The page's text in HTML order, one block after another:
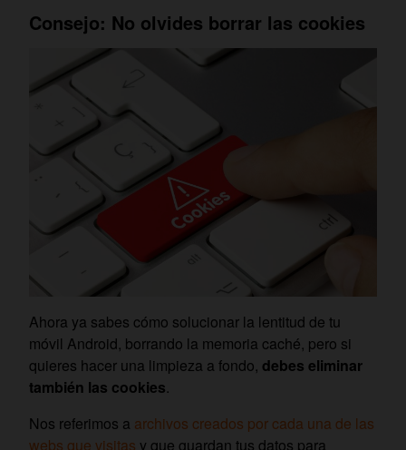
Consejo: No olvides borrar las cookies
Ahora ya sabes cómo solucionar la lentitud de tu
móvil Android, borrando la memoria caché, pero si
quieres hacer una limpieza a fondo, debes eliminar
también las cookies.
Nos referimos a archivos creados por cada una de las
webs que visitas y que guardan tus datos para